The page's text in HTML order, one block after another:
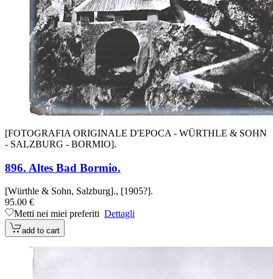
[FOTOGRAFIA ORIGINALE D'EPOCA - WÜRTHLE & SOHN
- SALZBURG - BORMIO].
896. Altes Bad Bormio.
[Würthle & Sohn, Salzburg]., [1905?].
95.00 €
Metti nei miei preferiti Dettagli
add to cart